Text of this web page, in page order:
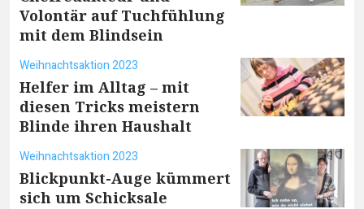
Volontär auf Tuchfühlung
mit dem Blindsein
Weihnachtsaktion 2023
Helfer im Alltag – mit
diesen Tricks meistern
Blinde ihren Haushalt
Weihnachtsaktion 2023
Blickpunkt-Auge kümmert
sich um Schicksale